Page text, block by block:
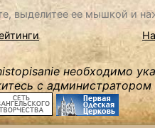
выделитее ее мышкой и
необходимо
с администратором